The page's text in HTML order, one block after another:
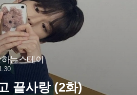
는스테이
끝사랑 (2화)